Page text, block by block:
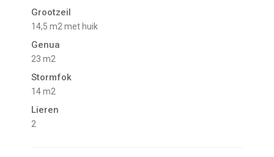
Grootzeil
14,5 m2 met huik
Genua
23 m2
Stormfok
14 m2
Lieren
2